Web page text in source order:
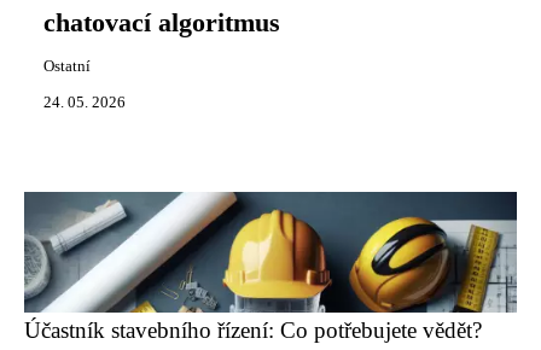
chatovací algoritmus
Ostatní
24. 05. 2026
Účastník stavebního řízení: Co potřebujete vědět?